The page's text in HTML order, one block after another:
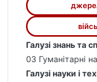
Галузі знань та
03 Гуманітарні
Галузі науки і